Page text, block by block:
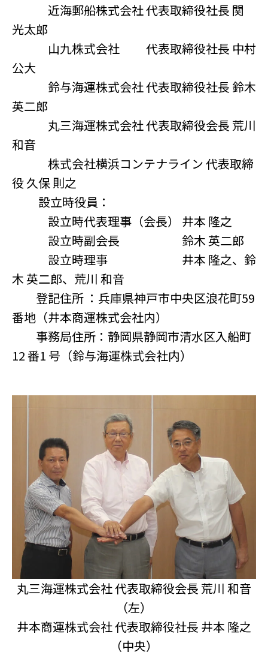
近海郵船株式会社 代表取締役社長 関
光太郎
山九株式会社 代表取締役社長 中村
公大
鈴与海運株式会社 代表取締役社長 鈴木
英二郎
丸三海運株式会社 代表取締役会長 荒川
和音
株式会社横浜コンテナライン 代表取締
役 久保 則之
設立時役員：
設立時代表理事（会長） 井本 隆之
設立時副会長 鈴木 英二郎
設立時理事 井本 隆之、鈴
木 英二郎、荒川 和音
登記住所 ：兵庫県神戸市中央区浪花町59
番地（井本商運株式会社内）
事務局住所：静岡県静岡市清水区入船町
12 番1 号（鈴与海運株式会社内）
丸三海運株式会社 代表取締役会長 荒川 和音
（左）
井本商運株式会社 代表取締役社長 井本 隆之
（中央）